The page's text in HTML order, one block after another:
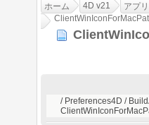
ホーム 4D v21
アプ
/ Preferences4D /